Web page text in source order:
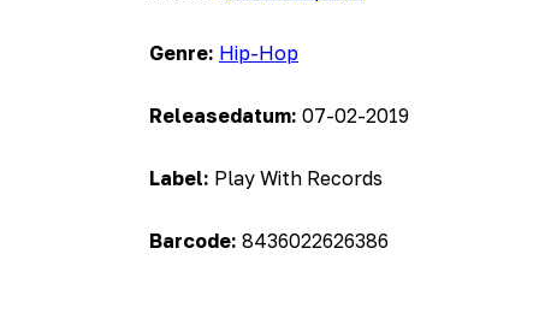
Genre: Hip-Hop
Releasedatum: 07-02-2019
Label: Play With Records
Barcode: 8436022626386